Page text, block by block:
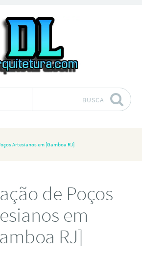
BUSCA
Artesianos em [Gamboa RJ]
de Poços
em
RJ]